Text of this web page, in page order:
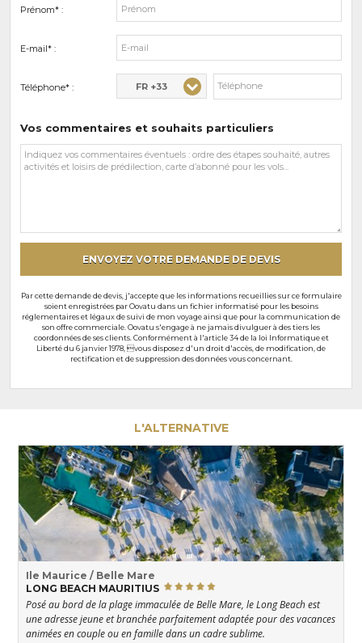
Prénom* :
E-mail* :
Téléphone* : FR +33
Vos commentaires et souhaits particuliers
Vos
commentaires
ENVOYEZ VOTRE DEMANDE DE DEVIS
Par cette demande de devis, j'accepte que les informations recueillies sur ce formulaire
soient enregistrées par Oovatu dans un fichier informatisé pour les besoins
réglementaires et légaux de suivi de mon voyage ainsi que pour la communication de
son offre commerciale. Oovatu s'engage à ne jamais divulguer à des tiers les
coordonnées de ses clients. Conformément à l'article 34 de la loi Informatique et
Liberté du 6 janvier 1978, vous disposez d'un droit d'accès, de modification, de
rectification et de suppression des données vous concernant.
L'ALTERNATIVE
Ile Maurice / Belle Mare
LONG BEACH MAURITIUS
Posé au bord de la plage immaculée de Belle Mare, le Long Beach est
une adresse jeune et branchée parfaitement adaptée pour des vacances
animées en couple ou en famille dans un cadre sublime.